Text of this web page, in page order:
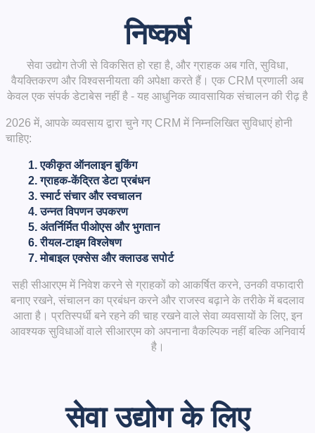
निष्कर्ष
सेवा उद्योग तेजी से विकसित हो रहा है, और ग्राहक अब गति, सुविधा,
वैयक्तिकरण और विश्वसनीयता की अपेक्षा करते हैं। एक CRM प्रणाली अब
केवल एक संपर्क डेटाबेस नहीं है - यह आधुनिक व्यावसायिक संचालन की रीढ़ है
2026 में, आपके व्यवसाय द्वारा चुने गए CRM में निम्नलिखित सुविधाएं होनी
चाहिए:
एकीकृत ऑनलाइन बुकिंग
ग्राहक-केंद्रित डेटा प्रबंधन
स्मार्ट संचार और स्वचालन
उन्नत विपणन उपकरण
अंतर्निर्मित पीओएस और भुगतान
रीयल-टाइम विश्लेषण
मोबाइल एक्सेस और क्लाउड सपोर्ट
सही सीआरएम में निवेश करने से ग्राहकों को आकर्षित करने, उनकी वफादारी
बनाए रखने, संचालन का प्रबंधन करने और राजस्व बढ़ाने के तरीके में बदलाव
आता है। प्रतिस्पर्धी बने रहने की चाह रखने वाले सेवा व्यवसायों के लिए, इन
आवश्यक सुविधाओं वाले सीआरएम को अपनाना वैकल्पिक नहीं बल्कि अनिवार्य
है।
सेवा उद्योग के लिए